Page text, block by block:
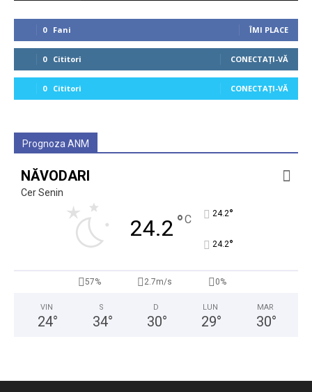
0 Fani ÎMI PLACE
0 Cititori CONECTAȚI-VĂ
0 Cititori CONECTAȚI-VĂ
Prognoza ANM
NĂVODARI
Cer Senin
24.2 °C 24.2°
24.2°
57% 2.7m/s 0%
VIN
24°
S
34°
D
30°
LUN
29°
MAR
30°